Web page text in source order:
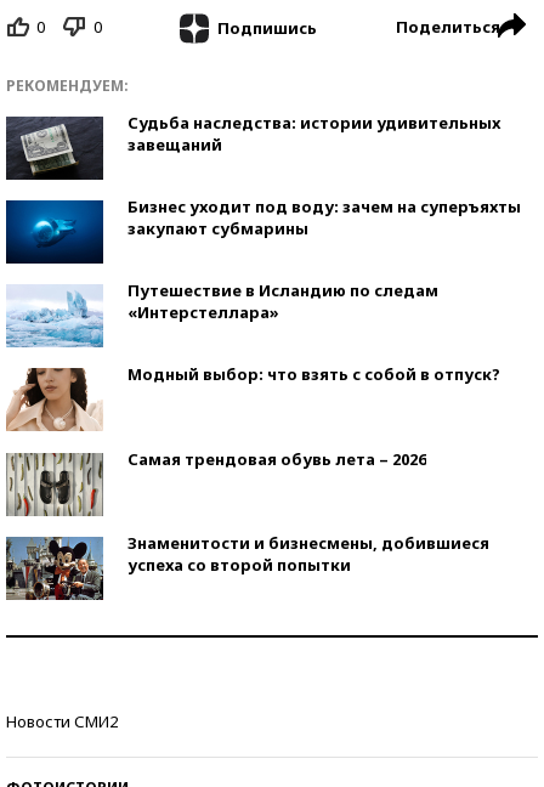
0 0 Подпишись Поделиться
РЕКОМЕНДУЕМ:
Судьба наследства: истории удивительных
завещаний
Бизнес уходит под воду: зачем на суперъяхты
закупают субмарины
Путешествие в Исландию по следам
«Интерстеллара»
Модный выбор: что взять с собой в отпуск?
Самая трендовая обувь лета – 2026
Знаменитости и бизнесмены, добившиеся
успеха со второй попытки
Новости СМИ2